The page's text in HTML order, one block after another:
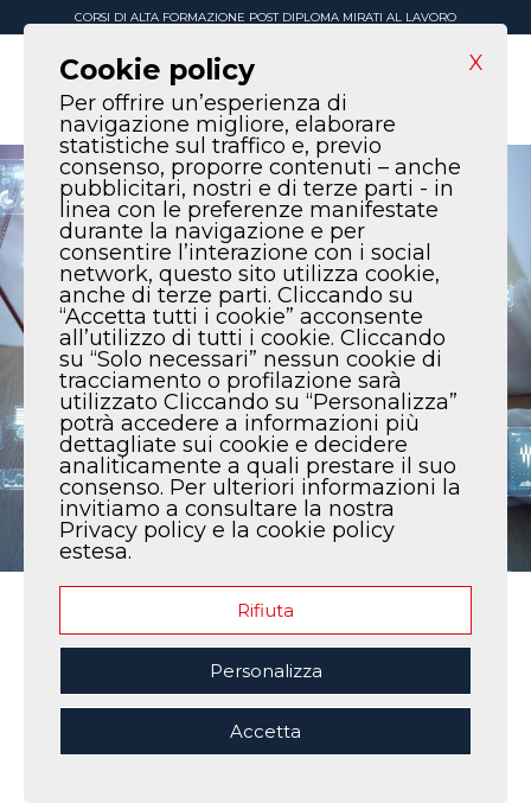
CORSI DI ALTA FORMAZIONE POST DIPLOMA MIRATI AL LAVORO
2° Corso TECNICO SUPERIORE PER
L'AMMINISTRAZIONE, LA GESTIONE FINANZIARIA E IL CONTROLLO
X
Cookie policy
Per offrire un’esperienza di
navigazione migliore, elaborare
statistiche sul traffico e, previo
consenso, proporre contenuti – anche
pubblicitari, nostri e di terze parti - in
linea con le preferenze manifestate
durante la navigazione e per
consentire l’interazione con i social
network, questo sito utilizza cookie,
anche di terze parti. Cliccando su
“Accetta tutti i cookie” acconsente
all’utilizzo di tutti i cookie. Cliccando
su “Solo necessari” nessun cookie di
tracciamento o profilazione sarà
utilizzato Cliccando su “Personalizza”
potrà accedere a informazioni più
dettagliate sui cookie e decidere
analiticamente a quali prestare il suo
consenso. Per ulteriori informazioni la
invitiamo a consultare la nostra
Privacy policy e la cookie policy
estesa.
Rifiuta
Personalizza
Accetta